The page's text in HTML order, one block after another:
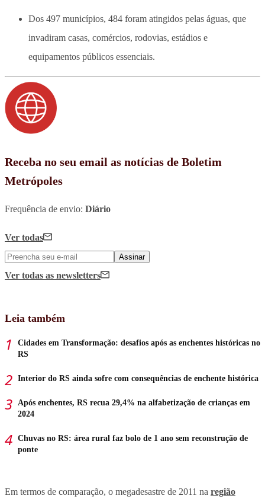
Dos 497 municípios, 484 foram atingidos pelas águas, que
invadiram casas, comércios, rodovias, estádios e
equipamentos públicos essenciais.
Receba no seu email as notícias de Boletim
Metrópoles
Frequência de envio: Diário
Ver todas
Assinar
Ver todas as newsletters
Leia também
Cidades em Transformação: desafios após as enchentes históricas no
RS
Interior do RS ainda sofre com consequências de enchente histórica
Após enchentes, RS recua 29,4% na alfabetização de crianças em
2024
Chuvas no RS: área rural faz bolo de 1 ano sem reconstrução de
ponte
Em termos de comparação, o megadesastre de 2011 na região